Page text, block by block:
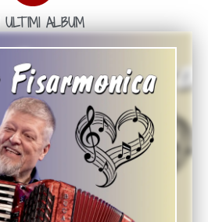
ALBUM